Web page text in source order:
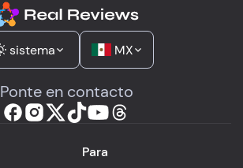
sistema MX
Ponte en contacto
Para